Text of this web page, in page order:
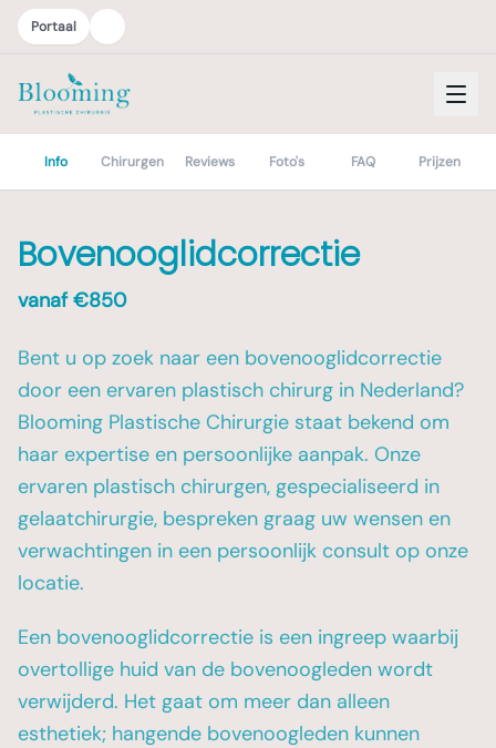
Portaal
Info Chirurgen Reviews Foto's FAQ Prijzen
Bovenooglidcorrectie
vanaf €850
Bent u op zoek naar een bovenooglidcorrectie
door een ervaren plastisch chirurg in Nederland?
Blooming Plastische Chirurgie staat bekend om
haar expertise en persoonlijke aanpak. Onze
ervaren plastisch chirurgen, gespecialiseerd in
gelaatchirurgie, bespreken graag uw wensen en
verwachtingen in een persoonlijk consult op onze
locatie.
Een bovenooglidcorrectie is een ingreep waarbij
overtollige huid van de bovenoogleden wordt
verwijderd. Het gaat om meer dan alleen
esthetiek; hangende bovenoogleden kunnen